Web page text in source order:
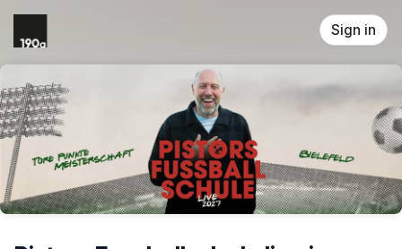
Skip header
Sign in